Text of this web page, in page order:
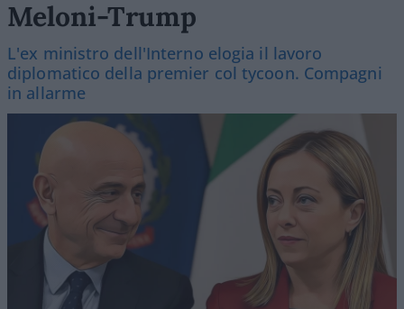
Meloni-Trump
L'ex ministro dell'Interno elogia il lavoro
diplomatico della premier col tycoon. Compagni
in allarme